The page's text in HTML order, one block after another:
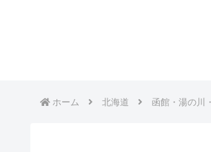
ホーム 北海道 函館・湯の川